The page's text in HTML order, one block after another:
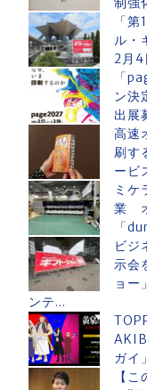
「
ル・
2月4
「
ン決
出展
高速
刷す
ービ
ミケ
業
「
ビジ
示会
ョー
ンテ...
ガイ
【